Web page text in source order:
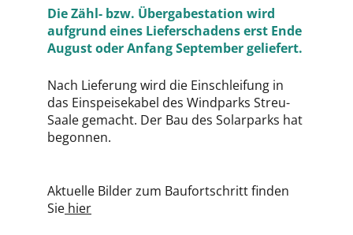
Die Zähl- bzw. Übergabestation wird
aufgrund eines Lieferschadens erst Ende
August oder Anfang September geliefert.
Nach Lieferung wird die Einschleifung in
das Einspeisekabel des Windparks Streu-
Saale gemacht. Der Bau des Solarparks hat
begonnen.
Aktuelle Bilder zum Baufortschritt finden
Sie hier